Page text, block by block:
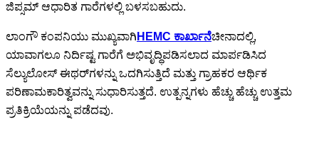
ಜಿಪ್ಸಮ್ ಆಧಾರಿತ ಗಾರೆಗಳಲ್ಲಿ ಬಳಸಬಹುದು.
ಲಾಂಗೌ ಕಂಪನಿಯು ಮುಖ್ಯವಾಗಿ HEMC ಕಾರ್ಖಾನೆಚೀನಾದಲ್ಲಿ,
ಯಾವಾಗಲೂ ನಿರ್ದಿಷ್ಟ ಗಾರೆಗೆ ಅಭಿವೃದ್ಧಿಪಡಿಸಲಾದ ಮಾರ್ಪಡಿಸಿದ
ಸೆಲ್ಯುಲೋಸ್ ಈಥರ್‌ಗಳನ್ನು ಒದಗಿಸುತ್ತಿದೆ ಮತ್ತು ಗ್ರಾಹಕರ ಆರ್ಥಿಕ
ಪರಿಣಾಮಕಾರಿತ್ವವನ್ನು ಸುಧಾರಿಸುತ್ತದೆ. ಉತ್ಪನ್ನಗಳು ಹೆಚ್ಚು ಹೆಚ್ಚು ಉತ್ತಮ
ಪ್ರತಿಕ್ರಿಯೆಯನ್ನು ಪಡೆದವು.